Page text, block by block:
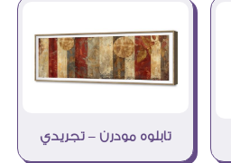
تابلوه مودرن – تجريدي